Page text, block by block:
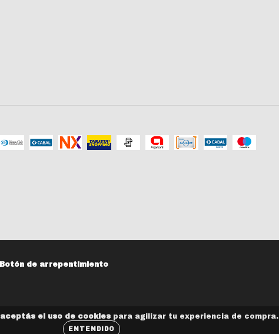
aceptás el uso de cookies para agilizar tu experiencia de compra.
ENTENDIDO
Botón de arrepentimiento